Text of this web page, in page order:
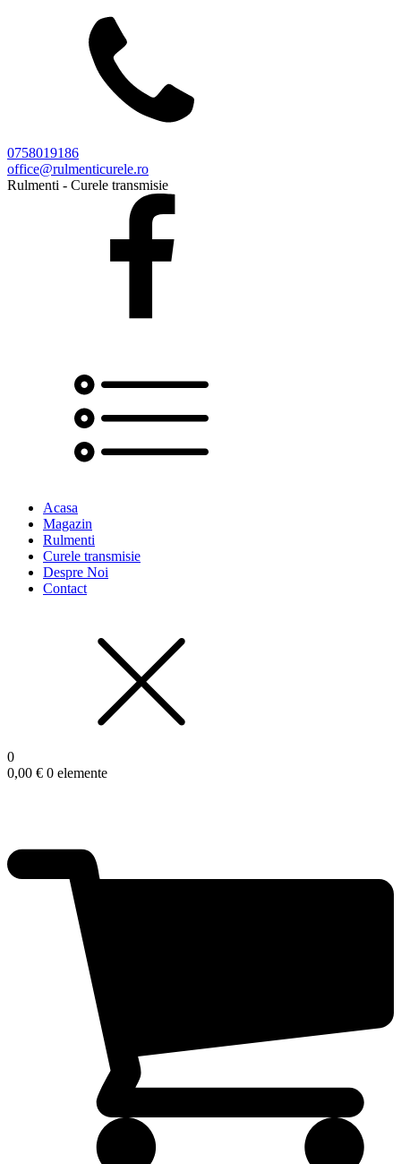
0758019186
office@rulmenticurele.ro
Rulmenti - Curele transmisie
Acasa
Magazin
Rulmenti
Curele transmisie
Despre Noi
Contact
0
0,00 € 0 elemente